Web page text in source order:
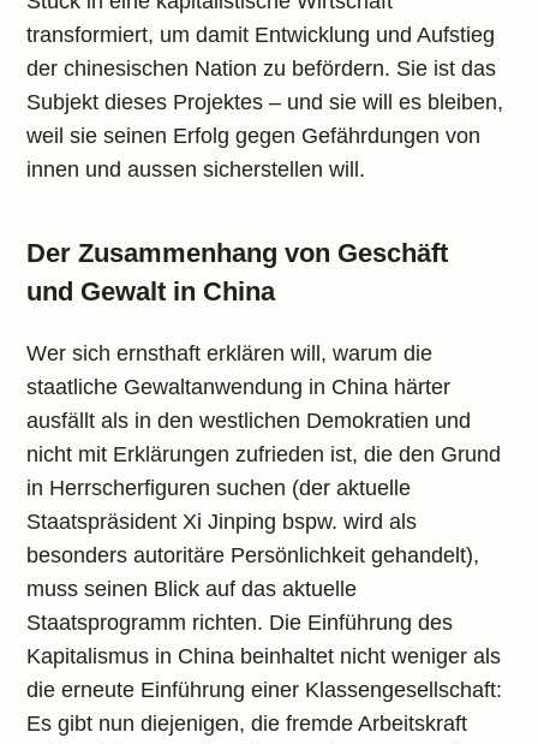
transformiert, um damit Entwicklung und Aufstieg
der chinesischen Nation zu befördern. Sie ist das
Subjekt dieses Projektes – und sie will es bleiben,
weil sie seinen Erfolg gegen Gefährdungen von
innen und aussen sicherstellen will.
Der Zusammenhang von Geschäft
und Gewalt in China
Wer sich ernsthaft erklären will, warum die
staatliche Gewaltanwendung in China härter
ausfällt als in den westlichen Demokratien und
nicht mit Erklärungen zufrieden ist, die den Grund
in Herrscherfiguren suchen (der aktuelle
Staatspräsident Xi Jinping bspw. wird als
besonders autoritäre Persönlichkeit gehandelt),
muss seinen Blick auf das aktuelle
Staatsprogramm richten. Die Einführung des
Kapitalismus in China beinhaltet nicht weniger als
die erneute Einführung einer Klassengesellschaft:
Es gibt nun diejenigen, die fremde Arbeitskraft